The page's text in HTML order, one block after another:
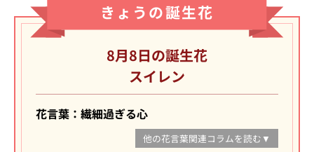
きょうの誕生花
8月8日の誕生花
スイレン
花言葉：繊細過ぎる心
他の花言葉関連コラムを読む▼